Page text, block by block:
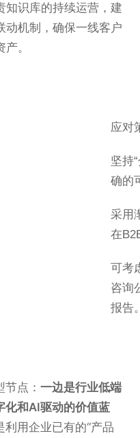
知识库的持续运营，建
动机制，确保一线客户
。
应对
坚持
确的
采用
在
可考
咨询
报告
节点：一边是行业低端
化和AI驱动的价值蓝
用企业已有的“产品